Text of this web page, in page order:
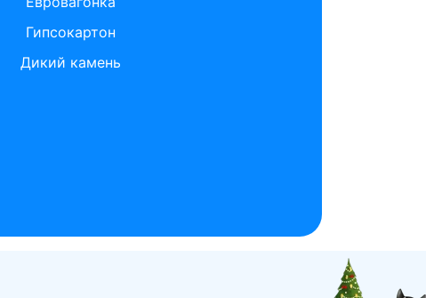
Гипсокартон
Дикий камень